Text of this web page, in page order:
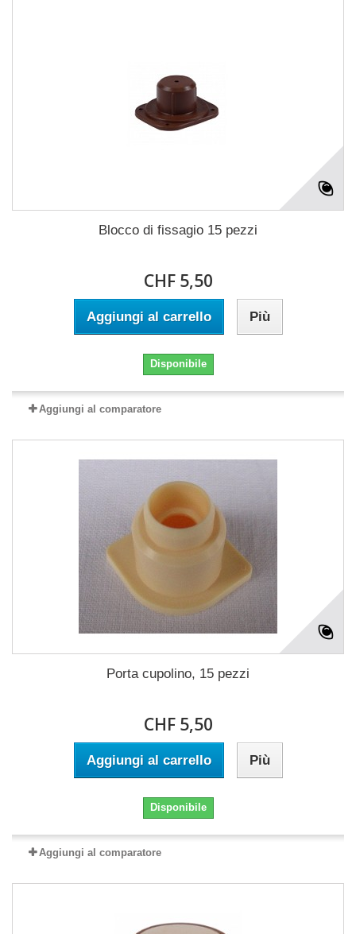
Blocco di fissagio 15 pezzi
CHF 5,50
Aggiungi al carrello Più
Disponibile
Aggiungi al comparatore
Porta cupolino, 15 pezzi
CHF 5,50
Aggiungi al carrello Più
Disponibile
Aggiungi al comparatore